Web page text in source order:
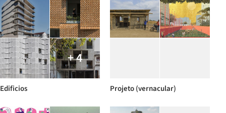
+ 4
Edificios Projeto (vernacular)